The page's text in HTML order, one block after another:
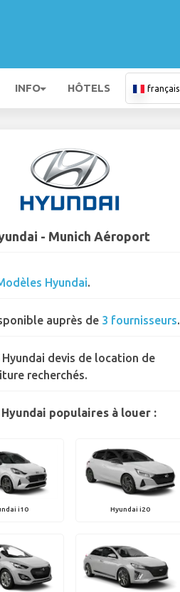
INFO HÔTELS français
- Munich Aéroport
Hyundai.
auprès de 3 fournisseurs.
Hyundai devis de location de
recherchés.
populaires à louer :
i10 Hyundai i20